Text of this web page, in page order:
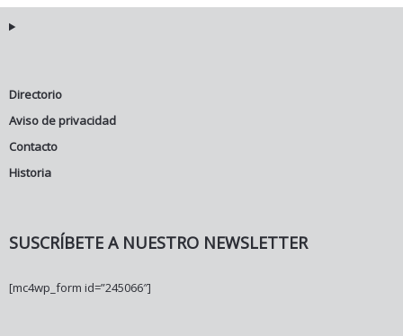
Directorio
Aviso de privacidad
Contacto
Historia
SUSCRÍBETE A NUESTRO NEWSLETTER
[mc4wp_form id=”245066″]